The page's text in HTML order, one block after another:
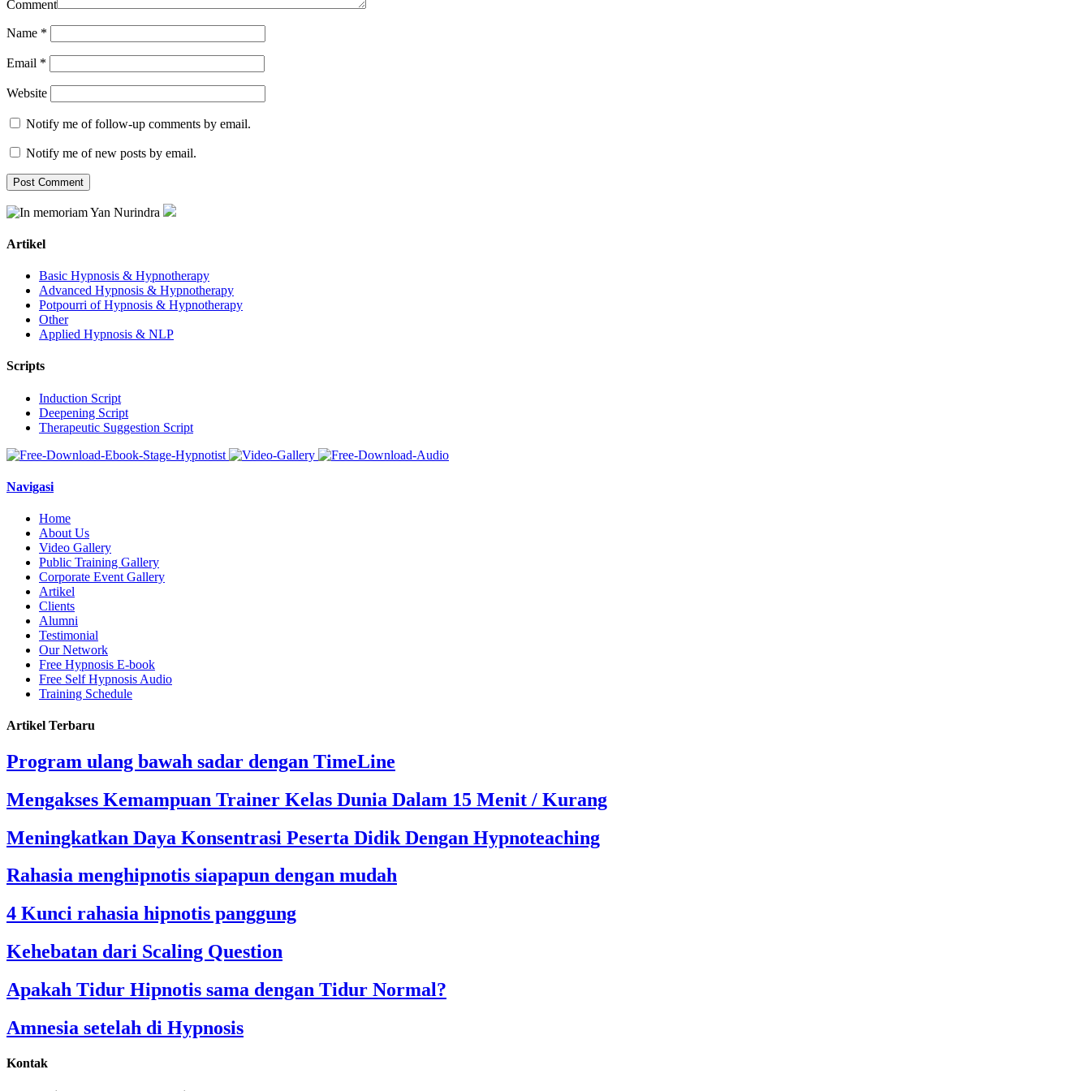
Comment
Name *
Email *
Website
Notify me of follow-up comments by email.
Notify me of new posts by email.
Artikel
Basic Hypnosis & Hypnotherapy
Advanced Hypnosis & Hypnotherapy
Potpourri of Hypnosis & Hypnotherapy
Other
Applied Hypnosis & NLP
Scripts
Induction Script
Deepening Script
Therapeutic Suggestion Script
Navigasi
Home
About Us
Video Gallery
Public Training Gallery
Corporate Event Gallery
Artikel
Clients
Alumni
Testimonial
Our Network
Free Hypnosis E-book
Free Self Hypnosis Audio
Training Schedule
Artikel Terbaru
Program ulang bawah sadar dengan TimeLine
Mengakses Kemampuan Trainer Kelas Dunia Dalam 15 Menit / Kurang
Meningkatkan Daya Konsentrasi Peserta Didik Dengan Hypnoteaching
Rahasia menghipnotis siapapun dengan mudah
4 Kunci rahasia hipnotis panggung
Kehebatan dari Scaling Question
Apakah Tidur Hipnotis sama dengan Tidur Normal?
Amnesia setelah di Hypnosis
Kontak